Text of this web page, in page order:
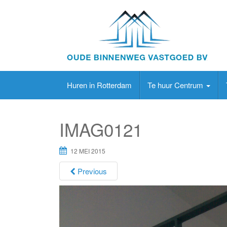
Huren in Rotterdam Te huur Centrum
IMAG0121
12 MEI 2015
Previous